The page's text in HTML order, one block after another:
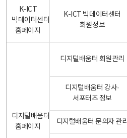
K-ICT
빅데이터센터
홈페이지
K-ICT 빅데이터센터
회원정보
디지털배움터
홈페이지
디지털배움터 회원관리
디지털배움터 강사·
서포터즈 정보
디지털배움터 문의자 관리